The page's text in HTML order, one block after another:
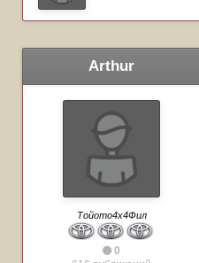
Arthur
Тойото4х4Фил
0